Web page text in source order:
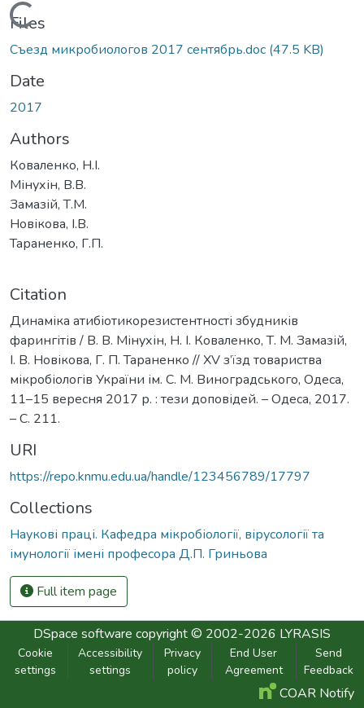
Loading...
Files
Съезд микробиологов 2017 сентябрь.doc (47.5 KB)
Date
2017
Authors
Коваленко, Н.І.
Мінухін, В.В.
Замазій, Т.М.
Новікова, І.В.
Тараненко, Г.П.
Citation
Динаміка атибіотикорезистентності збудників
фарингітів / В. В. Мінухін, Н. І. Коваленко, Т. М. Замазій,
І. В. Новікова, Г. П. Тараненко // ХV з’їзд товариства
мікробіологів України ім. С. М. Виноградського, Одеса,
11–15 вересня 2017 р. : тези доповідей. – Одеса, 2017.
– С. 211.
URI
https://repo.knmu.edu.ua/handle/123456789/17797
Collections
Наукові праці. Кафедра мікробіології, вірусології та
імунології імені професора Д.П. Гриньова
Full item page
DSpace software copyright © 2002-2026 LYRASIS
Cookie
settings
Accessibility
settings
Privacy
policy
End User
Agreement
Send
Feedback
COAR Notify